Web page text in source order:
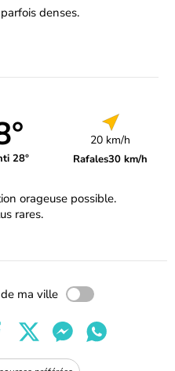
denses.
28°
20 km/h
Rafales30 km/h
orageuse possible.
rares.
ma ville